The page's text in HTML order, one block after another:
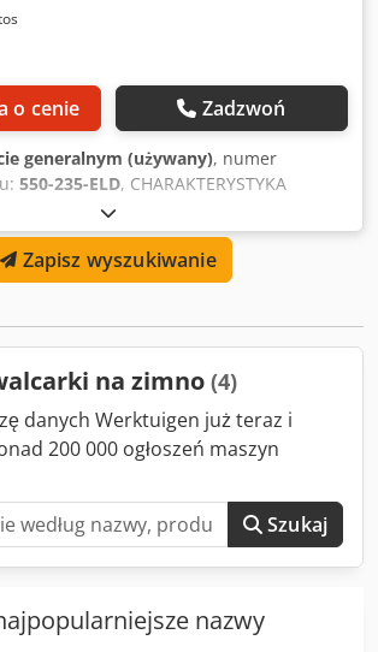
o cenie Zadzwoń
generalnym (używany), numer
550-235-ELD, CHARAKTERYSTYKA
Nw Ttsfx Amvekr Maks. średnica
Maks. zakres modułów/min. 1,5 / 0,39
toczenia 92 mm Maks. skok suwaka
Maks. długość stojaka 610 mm Max/min.
ELEKTRYCZNA Moc silnika głównego 15
Zapisz wyszukiwanie
na zimno (4)
danych Werktuigen już teraz i
200 000 ogłoszeń maszyn
Szukaj
nazwy